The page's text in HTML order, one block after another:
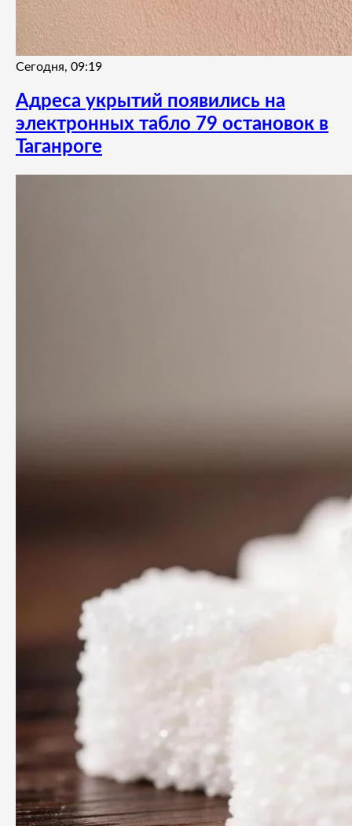
Сегодня, 09:19
Адреса укрытий появились на
электронных табло 79 остановок в
Таганроге